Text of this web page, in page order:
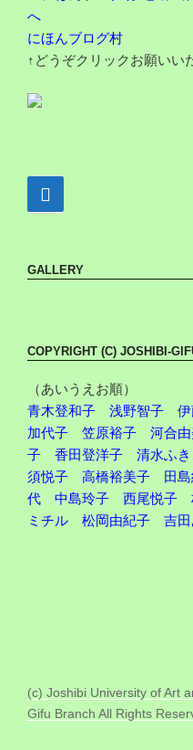
にほんブログ村
↑どうぞクリックお願いい
GALLERY
COPYRIGHT (C) JOSHIBI-
（あいうえお順）
青木登和子
浅野智子
加代子
笠原裕子 河合
子
香田登洋子 清水ふき
須悦子
高橋裕美子 田
代
中島玲子 西尾悦子
ミチル
松岡由紀子 吉
(c) Joshibi University of Art
Gifu Branch All Rights